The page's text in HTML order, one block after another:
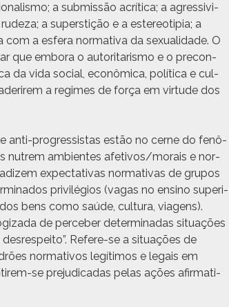
a sub­mis­são acríti­ca; a agres­sivi­
a super­stição e a estereotip­ia; a
a esfera nor­ma­ti­va da sex­u­al­i­dade. O
que emb­o­ra o autori­taris­mo e o pre­con­
da vida social, econômi­ca, políti­ca e cul­
a regimes de força em vir­tude dos
anti-pro­gres­sis­tas estão no cerne do fenô­
nutrem ambi­entes afetivos/morais e nor­
expec­ta­ti­vas nor­ma­ti­vas de gru­pos
priv­ilé­gios (vagas no ensi­no supe­ri­
bens como saúde, cul­tura, via­gens).
de perce­ber deter­mi­nadas situ­ações
Ref­ere-se a situ­ações de
nor­ma­tivos legí­ti­mos e legais em
se prej­u­di­cadas pelas ações afir­ma­ti­